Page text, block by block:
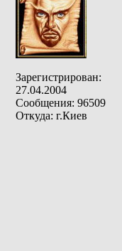
Зарегистрирован:
27.04.2004
Сообщения: 96509
Откуда: г.Киев